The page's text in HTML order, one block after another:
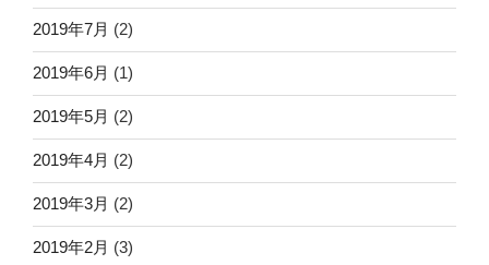
2019年7月 (2)
2019年6月 (1)
2019年5月 (2)
2019年4月 (2)
2019年3月 (2)
2019年2月 (3)